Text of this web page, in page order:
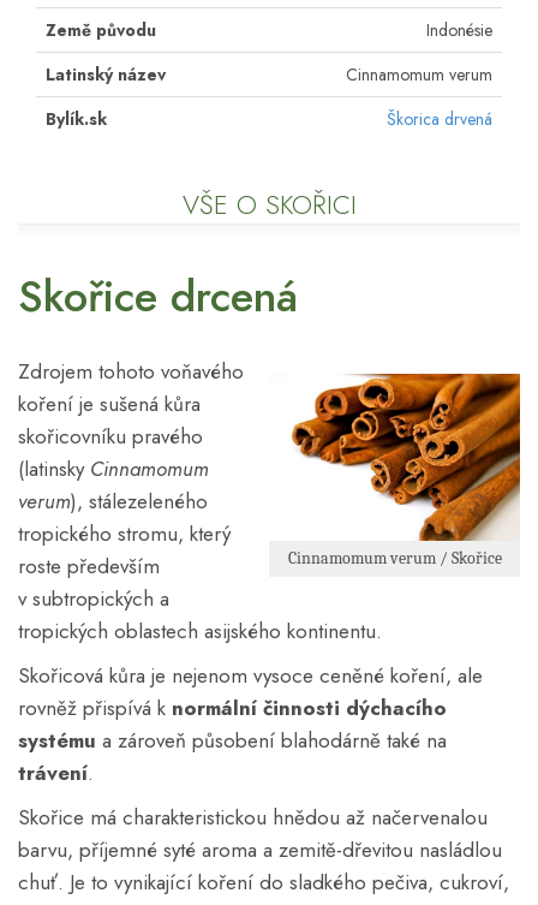
Země původu
Indonésie
Latinský název
Cinnamomum verum
Bylík.sk
Škorica drvená
VŠE O SKOŘICI
Skořice drcená
Cinnamomum verum / Skořice
Zdrojem tohoto voňavého
koření je sušená kůra
skořicovníku pravého
(latinsky Cinnamomum
verum), stálezeleného
tropického stromu, který
roste především
v subtropických a
tropických oblastech asijského kontinentu.
Skořicová kůra je nejenom vysoce ceněné koření, ale
rovněž přispívá k normální činnosti dýchacího
systému a zároveň působení blahodárně také na
trávení.
Skořice má charakteristickou hnědou až načervenalou
barvu, příjemné syté aroma a zemitě-dřevitou nasládlou
chuť. Je to vynikající koření do sladkého pečiva, cukroví,